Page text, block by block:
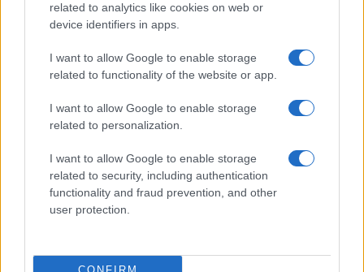
related to analytics like cookies on web or
device identifiers in apps.
I want to allow Google to enable storage
related to functionality of the website or app.
I want to allow Google to enable storage
related to personalization.
I want to allow Google to enable storage
related to security, including authentication
functionality and fraud prevention, and other
user protection.
CONFIRM
Paolo Pinna
Martina Agostina Diturco
I nostri cari